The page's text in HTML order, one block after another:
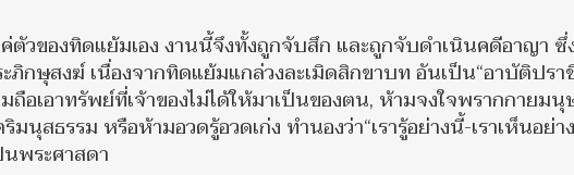
ตัวของทิดแย้มเอง งานนี้จึงทั้งถูกจับสึก และถูกจับดำเนินคดีอาญา ซึ่
ภิกษุสงฆ์ เนื่องจากทิดแย้มแกล่วงละเมิดสิกขาบท อันเป็น“อาบัติปรา
อเอาทรัพย์ที่เจ้าของไม่ได้ให้มาเป็นของตน, ห้ามจงใจพรากกายม
นุสธรรม หรือห้ามอวดรู้อวดเก่ง ทำนองว่า“เรารู้อย่างนี้-เราเห็นอย่า
นพระศาสดา